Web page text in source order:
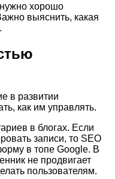
нужно хорошо
выяснить, какая
в развитии
как им управлять.
в блогах. Если
записи, то SEO
в топе Google. В
не продвигает
пользователям.